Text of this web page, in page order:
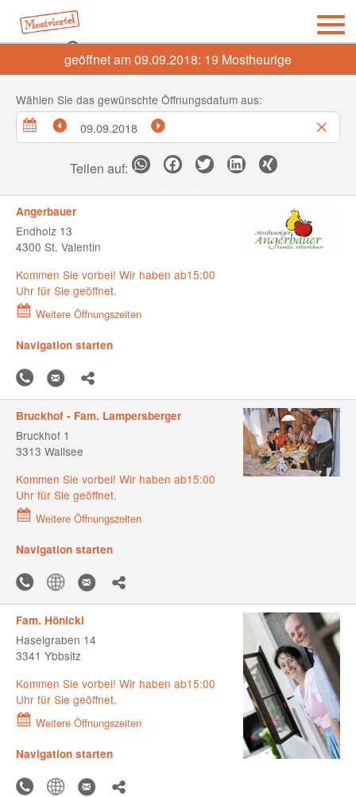
geöffnet am 09.09.2018: 19 Mostheurige
Wählen Sie das gewünschte Öffnungsdatum aus:
Teilen auf:
Angerbauer
Endholz 13
4300 St. Valentin
Kommen Sie vorbei! Wir haben ab15:00
Uhr für Sie geöffnet.
Weitere Öffnungszeiten
Navigation starten
Bruckhof - Fam. Lampersberger
Bruckhof 1
3313 Wallsee
Kommen Sie vorbei! Wir haben ab15:00
Uhr für Sie geöffnet.
Weitere Öffnungszeiten
Navigation starten
Fam. Hönickl
Haselgraben 14
3341 Ybbsitz
Kommen Sie vorbei! Wir haben ab15:00
Uhr für Sie geöffnet.
Weitere Öffnungszeiten
Navigation starten